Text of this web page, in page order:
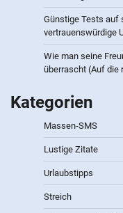
Günstige Tests auf
vertrauenswürdige
Wie man seine
überrascht (Auf die
Kategorien
Massen-SMS
Lustige Zitate
Urlaubstipps
Streich